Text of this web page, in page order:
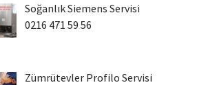
Soğanlık Siemens Servisi
0216 471 59 56
Zümrütevler Profilo Servisi